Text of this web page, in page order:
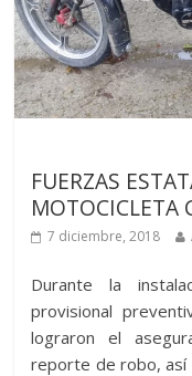
FUERZAS
MOTOCICLETA
7 diciembre, 2018
Durante la
provisional
lograron el
reporte de robo, así